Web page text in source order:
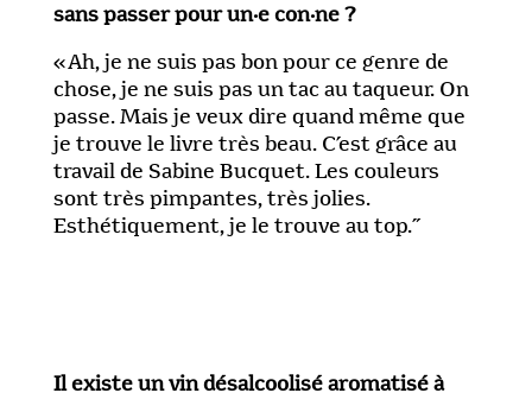
sans passer pour un·e con·ne ?
« Ah, je ne suis pas bon pour ce genre de
chose, je ne suis pas un tac au taqueur. On
passe. Mais je veux dire quand même que
je trouve le livre très beau. C’est grâce au
travail de Sabine Bucquet. Les couleurs
sont très pimpantes, très jolies.
Esthétiquement, je le trouve au top.”
Il existe un vin désalcoolisé aromatisé à